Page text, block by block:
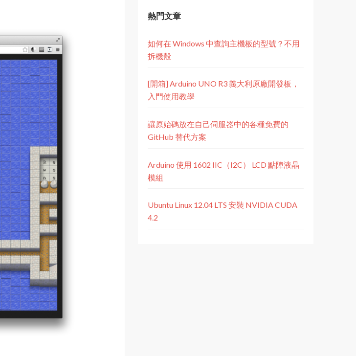
熱門文章
如何在 Windows 中查詢主機板的型號？不用
拆機殼
[開箱] Arduino UNO R3 義大利原廠開發板，
入門使用教學
讓原始碼放在自己伺服器中的各種免費的
GitHub 替代方案
Arduino 使用 1602 IIC（I2C） LCD 點陣液晶
模組
Ubuntu Linux 12.04 LTS 安裝 NVIDIA CUDA
4.2